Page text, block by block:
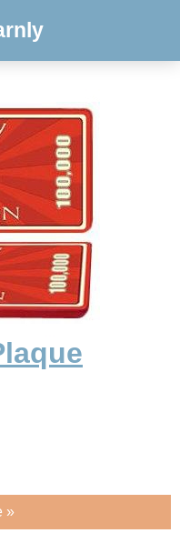
»